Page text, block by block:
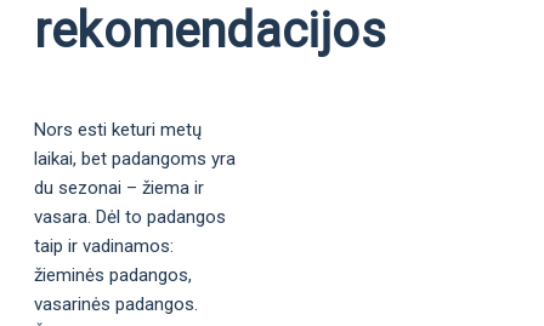
rekomendacijos
Nors esti keturi metų
laikai, bet padangoms yra
du sezonai – žiema ir
vasara. Dėl to padangos
taip ir vadinamos:
žieminės padangos,
vasarinės padangos.